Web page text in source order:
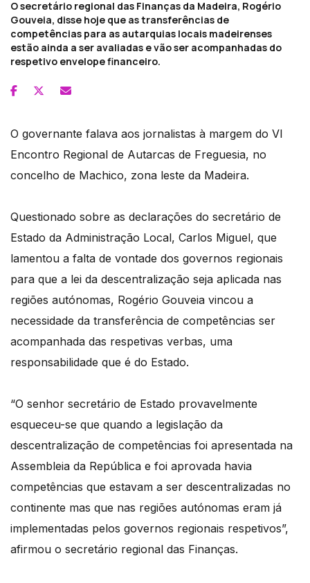
O secretário regional das Finanças da Madeira, Rogério
Gouveia, disse hoje que as transferências de
competências para as autarquias locais madeirenses
estão ainda a ser avaliadas e vão ser acompanhadas do
respetivo envelope financeiro.
O governante falava aos jornalistas à margem do VI
Encontro Regional de Autarcas de Freguesia, no
concelho de Machico, zona leste da Madeira.
Questionado sobre as declarações do secretário de
Estado da Administração Local, Carlos Miguel, que
lamentou a falta de vontade dos governos regionais
para que a lei da descentralização seja aplicada nas
regiões autónomas, Rogério Gouveia vincou a
necessidade da transferência de competências ser
acompanhada das respetivas verbas, uma
responsabilidade que é do Estado.
“O senhor secretário de Estado provavelmente
esqueceu-se que quando a legislação da
descentralização de competências foi apresentada na
Assembleia da República e foi aprovada havia
competências que estavam a ser descentralizadas no
continente mas que nas regiões autónomas eram já
implementadas pelos governos regionais respetivos”,
afirmou o secretário regional das Finanças.